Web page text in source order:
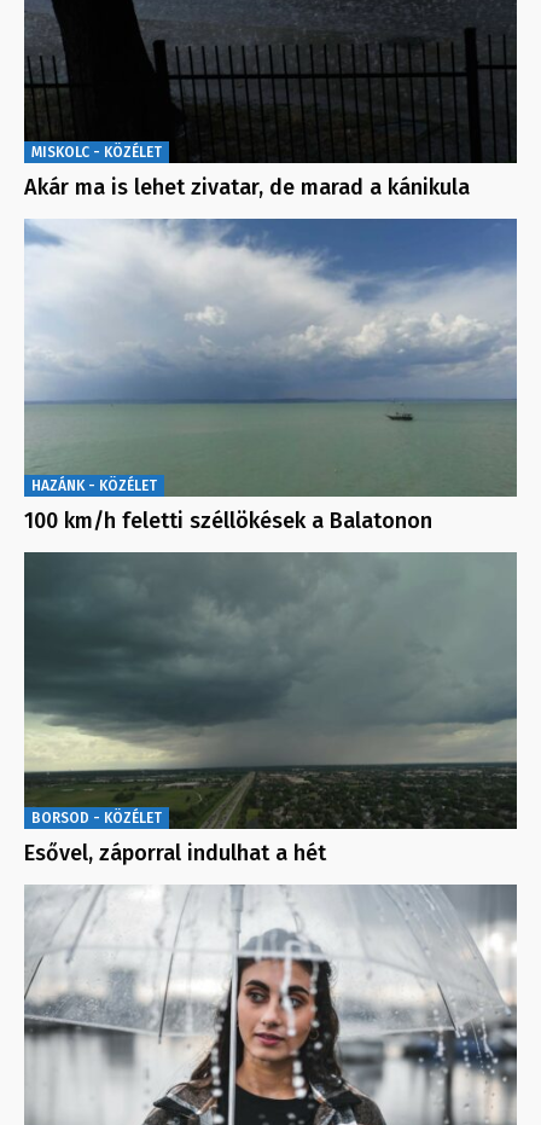
MISKOLC - KÖZÉLET
Akár ma is lehet zivatar, de marad a kánikula
HAZÁNK - KÖZÉLET
100 km/h feletti széllökések a Balatonon
BORSOD - KÖZÉLET
Esővel, záporral indulhat a hét